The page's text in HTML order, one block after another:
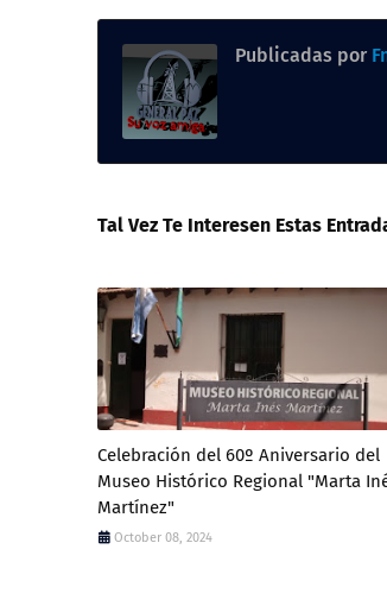
Publicadas por
Tal Vez Te Interesen Estas
Celebración del 60º Aniversario del
Museo Histórico Regional "Marta
Martínez"
October 08, 2024